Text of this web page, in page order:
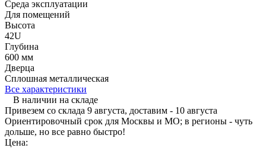
Среда эксплуатации
Для помещений
Высота
42U
Глубина
600 мм
Дверца
Сплошная металлическая
Все характеристики
В наличии на складе
Привезем со склада 9 августа, доставим - 10 августа
Ориентировочный срок для Москвы и МО; в регионы - чуть
дольше, но все равно быстро!
Цена: